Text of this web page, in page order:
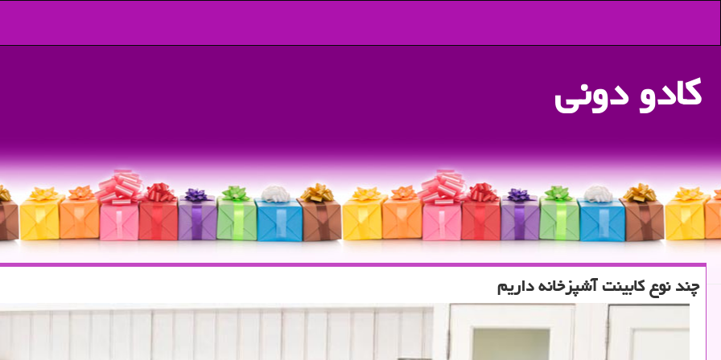
كادو دونی
چند نوع كابینت آشپزخانه داریم